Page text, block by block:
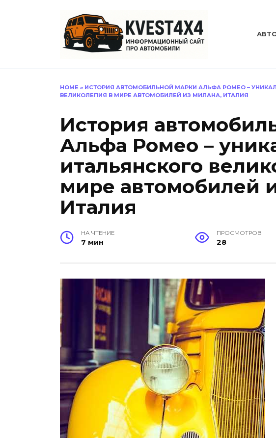
HOME » ИСТОРИЯ АВТОМОБИЛЬНОЙ МАРКИ АЛЬФА РОМЕО –
ВЕЛИКОЛЕПИЯ В МИРЕ АВТОМОБИЛЕЙ ИЗ МИЛАНА, ИТАЛИЯ
История
Альфа Ромео –
итальянского
мире автомобилей
Италия
НА ЧТЕНИЕ
7 мин
ПРОСМОТРОВ
28